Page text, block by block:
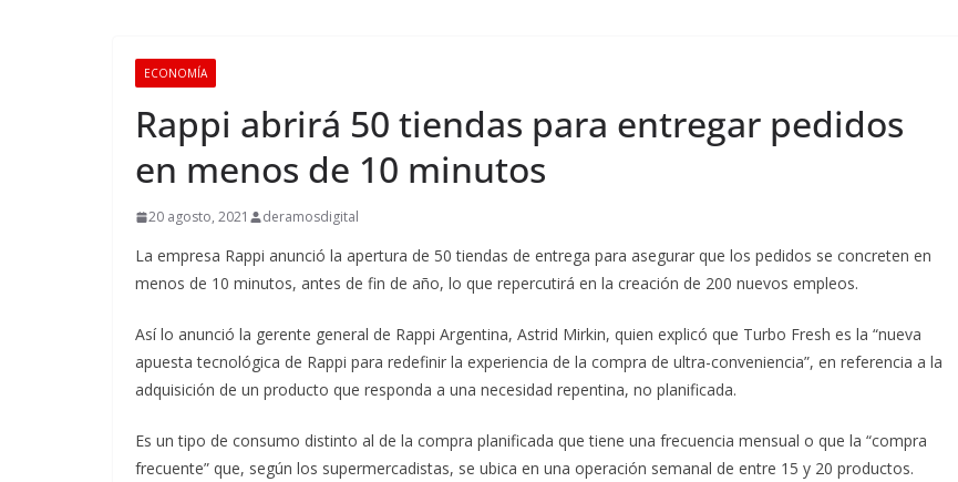
ECONOMÍA
Rappi abrirá 50 tiendas para entregar pedidos
en menos de 10 minutos
20 agosto, 2021 deramosdigital
La empresa Rappi anunció la apertura de 50 tiendas de entrega para asegurar que los pedidos se concreten en
menos de 10 minutos, antes de fin de año, lo que repercutirá en la creación de 200 nuevos empleos.
Así lo anunció la gerente general de Rappi Argentina, Astrid Mirkin, quien explicó que Turbo Fresh es la “nueva
apuesta tecnológica de Rappi para redefinir la experiencia de la compra de ultra-conveniencia”, en referencia a la
adquisición de un producto que responda ​a una necesidad repentina, no planificada.
Es un tipo de consumo distinto al de la compra planificada que tiene una frecuencia mensual o que la “compra
frecuente” que, según los supermercadistas, se ubica en una operación semanal de entre 15 y 20 productos.